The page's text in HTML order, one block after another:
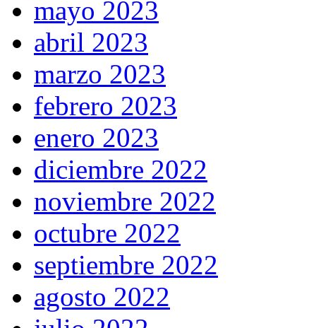
mayo 2023
abril 2023
marzo 2023
febrero 2023
enero 2023
diciembre 2022
noviembre 2022
octubre 2022
septiembre 2022
agosto 2022